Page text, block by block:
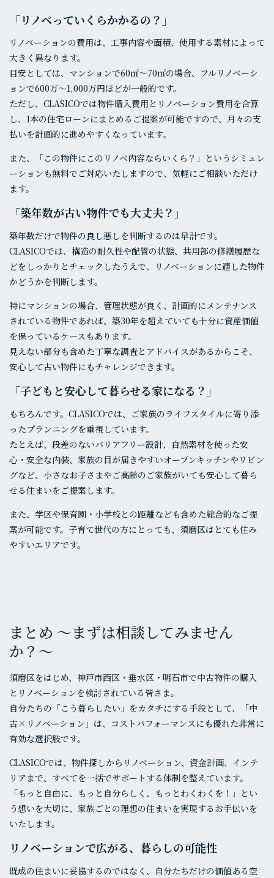
「リノベっていくらかかるの？」
リノベーションの費用は、工事内容や面積、使用する素材によって
大きく異なります。
目安としては、マンションで60㎡〜70㎡の場合、フルリノベーシ
ョンで600万〜1,000万円ほどが一般的です。
ただし、CLASICOでは物件購入費用とリノベーション費用を合算
し、1本の住宅ローンにまとめるご提案が可能ですので、月々の支
払いを計画的に進めやすくなっています。
また、「この物件にこのリノベ内容ならいくら？」というシミュレ
ーションも無料でご対応いたしますので、気軽にご相談いただけ
ます。
「築年数が古い物件でも大丈夫？」
築年数だけで物件の良し悪しを判断するのは早計です。
CLASICOでは、構造の耐久性や配管の状態、共用部の修繕履歴な
どをしっかりとチェックしたうえで、リノベーションに適した物件
かどうかを判断します。
特にマンションの場合、管理状態が良く、計画的にメンテナンス
されている物件であれば、築30年を超えていても十分に資産価値
を保っているケースもあります。
見えない部分も含めた丁寧な調査とアドバイスがあるからこそ、
安心して古い物件にもチャレンジできます。
「子どもと安心して暮らせる家になる？」
もちろんです。CLASICOでは、ご家族のライフスタイルに寄り添
ったプランニングを重視しています。
たとえば、段差のないバリアフリー設計、自然素材を使った安
心・安全な内装、家族の目が届きやすいオープンキッチンやリビン
グなど、小さなお子さまやご高齢のご家族がいても安心して暮ら
せる住まいをご提案します。
また、学区や保育園・小学校との距離なども含めた総合的なご提
案が可能です。子育て世代の方にとっても、須磨区はとても住み
やすいエリアです。
まとめ 〜まずは相談してみません
か？〜
須磨区をはじめ、神戸市西区・垂水区・明石市で中古物件の購入
とリノベーションを検討されている皆さま。
自分たちの「こう暮らしたい」をカタチにする手段として、「中
古×リノベーション」は、コストパフォーマンスにも優れた非常に
有効な選択肢です。
CLASICOでは、物件探しからリノベーション、資金計画、インテ
リアまで、すべてを一括でサポートする体制を整えています。
「もっと自由に、もっと自分らしく、もっとわくわくを！」とい
う想いを大切に、家族ごとの理想の住まいを実現するお手伝いを
いたします。
リノベーションで広がる、暮らしの可能性
既成の住まいに妥協するのではなく、自分たちだけの価値ある空